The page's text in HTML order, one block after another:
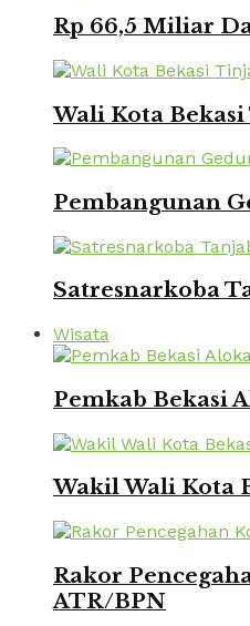
Rp 66,5 Miliar
Wali Kota
Pembangunan
Satresnarkoba
Wisata
Pemkab Bekasi
Wakil Wali Kota
Rakor
ATR/BPN